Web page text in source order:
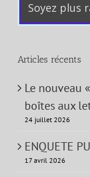
Articles récents
Le nouveau
boîtes aux
24 juillet 2026
ENQUETE
17 avril 2026